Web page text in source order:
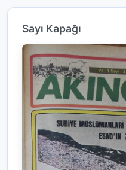
Sayı Kapağı